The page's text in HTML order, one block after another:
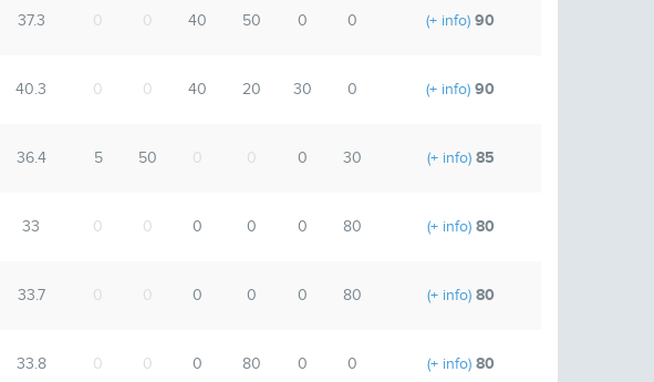
37.3 0 0 40 50 0 0 (+ info) 90
40.3 0 0 40 20 30 0 (+ info) 90
36.4 5 50 0 0 0 30 (+ info)85
33 0 0 0 0 0 80 (+ info)80
33.7 0 0 0 0 0 80 (+ info)80
33.8 0 0 0 80 0 0 (+ info)80